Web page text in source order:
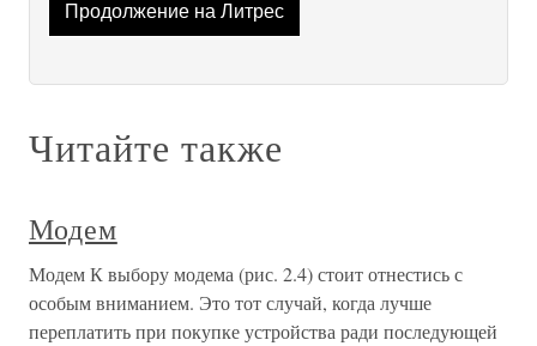
Продолжение на Литрес
Читайте также
Модем
Модем К выбору модема (рис. 2.4) стоит отнестись с
особым вниманием. Это тот случай, когда лучше
переплатить при покупке устройства ради последующей